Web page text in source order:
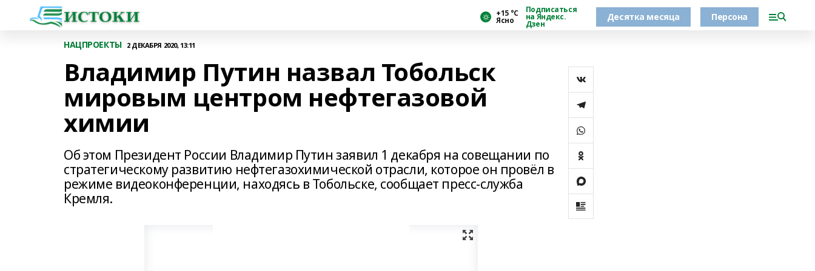
+15 °С
Ясно
Подписаться
на Яндекс.
Дзен
Десятка месяца Персона
НАЦПРОЕКТЫ 2 ДЕКАБРЯ 2020, 13:11
Владимир Путин назвал Тобольск
мировым центром нефтегазовой
химии
Об этом Президент России Владимир Путин заявил 1 декабря на совещании по
стратегическому развитию нефтегазохимической отрасли, которое он провёл в
режиме видеоконференции, находясь в Тобольске, сообщает пресс-служба
Кремля.